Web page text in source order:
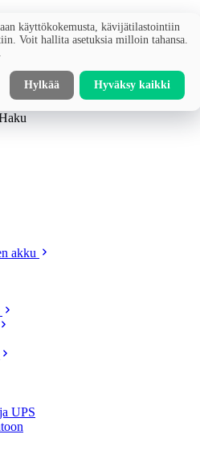
akku
UPS
käyttökokemusta, kävijätilastointiin
Voit hallita asetuksia milloin tahansa.
Hylkää Hyväksy kaikki